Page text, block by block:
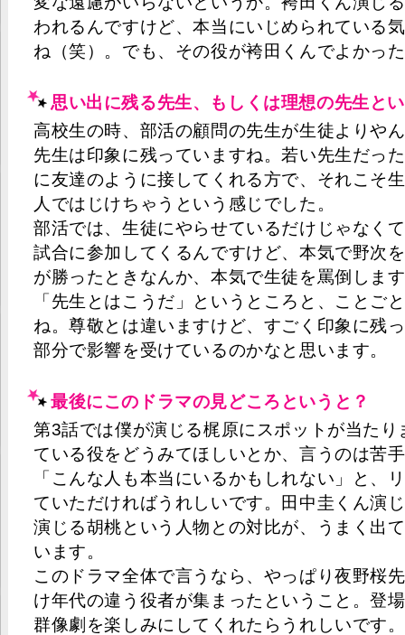
われるんですけど、本当にいじめられている
ね（笑）。でも、その役が袴田くんでよかっ
思い出に残る先生、もしくは理想の先生と
高校生の時、部活の顧問の先生が生徒よりや
先生は印象に残っていますね。若い先生だっ
に友達のように接してくれる方で、それこそ
人ではじけちゃうという感じでした。
部活では、生徒にやらせているだけじゃなく
試合に参加してくるんですけど、本気で野次
が勝ったときなんか、本気で生徒を罵倒しま
「先生とはこうだ」というところと、ことご
ね。尊敬とは違いますけど、すごく印象に残
部分で影響を受けているのかなと思います。
最後にこのドラマの見どころというと？
第3話では僕が演じる梶原にスポットが当たり
ている役をどうみてほしいとか、言うのは苦
「こんな人も本当にいるかもしれない」と、
ていただければうれしいです。田中圭くん演
演じる胡桃という人物との対比が、うまく出
います。
このドラマ全体で言うなら、やっぱり夜野桜
け年代の違う役者が集まったということ。登
群像劇を楽しみにしてくれたらうれしいです。